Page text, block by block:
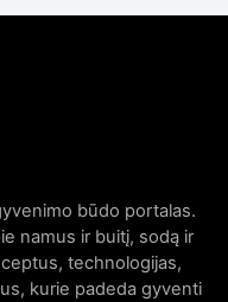
būdo portalas.
namus ir buitį, sodą ir
technologijas,
kurie padeda gyventi